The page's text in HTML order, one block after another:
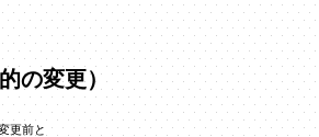
の変更）
更前と